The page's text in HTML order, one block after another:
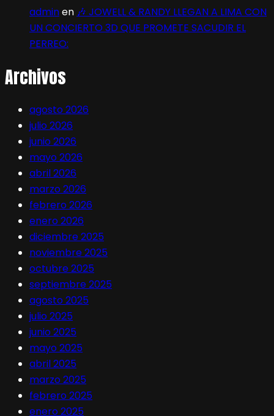
adminen 🎶 JOWELL & RANDY LLEGAN A LIMA CON
UN CONCIERTO 3D QUE PROMETE SACUDIR EL
PERREO:
Archivos
agosto 2026
julio 2026
junio 2026
mayo 2026
abril 2026
marzo 2026
febrero 2026
enero 2026
diciembre 2025
noviembre 2025
octubre 2025
septiembre 2025
agosto 2025
julio 2025
junio 2025
mayo 2025
abril 2025
marzo 2025
febrero 2025
enero 2025